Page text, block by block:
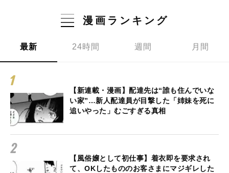
漫画ランキング
最新 24時間 週間 月間
【新連載・漫画】配達先は“誰も住んでいな
い家”…新人配達員が目撃した「姉妹を死に
追いやった」むごすぎる真相
【風俗嬢として初仕事】着衣即を要求され
て、OKしたもののお客さまにマジギレした